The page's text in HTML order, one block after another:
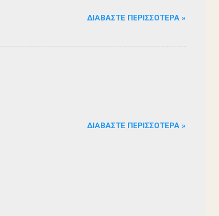
ΔΙΑΒΆΣΤΕ ΠΕΡΙΣΣΌΤΕΡΑ »
ΔΙΑΒΆΣΤΕ ΠΕΡΙΣΣΌΤΕΡΑ »